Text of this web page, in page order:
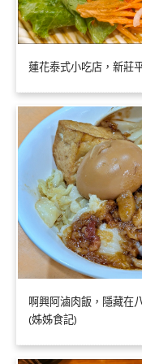
蓮花泰式小吃店，新莊
啊興阿滷肉飯，隱藏在
(姊姊食記)